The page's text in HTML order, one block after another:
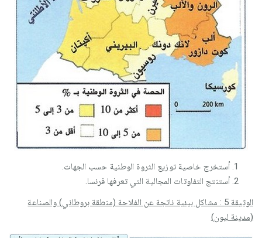
أستخرج خاصية توزيع الثروة الوطنية حسب الجهات.
أستنتج التفاوتات المجالية التي تعرفها فرنسا.
الوثيقة 5 : مشاكل بيئية ناتجة عن الفلاحة (منطقة بروطاني) والصناعة
(مدينة ليون)